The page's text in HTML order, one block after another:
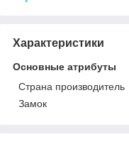
Характеристики
Основные атрибуты
Страна производитель
Замок